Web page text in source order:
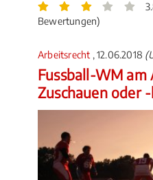
Bewertungen)
Arbeitsrecht , 12.06.2018
Fussball-WM am
Zuschauen oder